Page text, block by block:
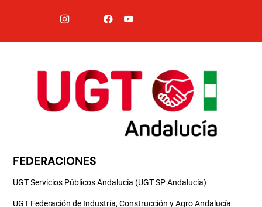
FEDERACIONES
UGT Servicios Públicos Andalucía (UGT SP Andalucía)
UGT Federación de Industria, Construcción y Agro Andalucía